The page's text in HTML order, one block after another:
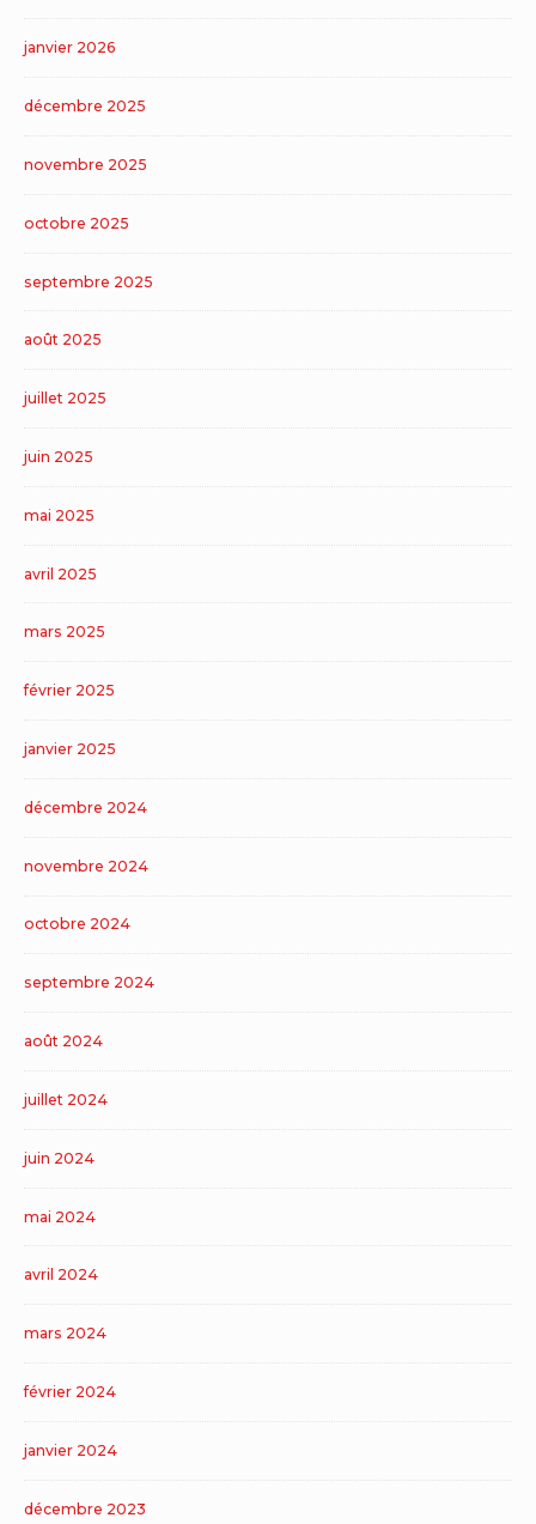
janvier 2026
décembre 2025
novembre 2025
octobre 2025
septembre 2025
août 2025
juillet 2025
juin 2025
mai 2025
avril 2025
mars 2025
février 2025
janvier 2025
décembre 2024
novembre 2024
octobre 2024
septembre 2024
août 2024
juillet 2024
juin 2024
mai 2024
avril 2024
mars 2024
février 2024
janvier 2024
décembre 2023